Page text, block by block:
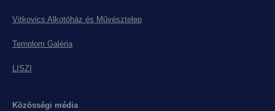
Vitkovics Alkotóház és Művésztelep
Templom Galéria
LISZI
Közösségi média